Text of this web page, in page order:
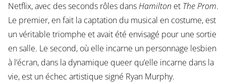
Netflix, avec des seconds rôles dansHamilton et The Prom.
Le premier, en fait la captation du musical en costume, est
un véritable triomphe et avait été envisagé pour une sortie
en salle. Le second, où elle incarne un personnage lesbien
à l’écran, dans la dynamique queer qu’elle incarne dans la
vie, est un échec artistique signé Ryan Murphy.